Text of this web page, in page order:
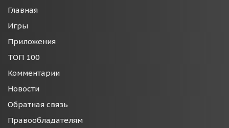
Главная
Игры
Приложения
ТОП 100
Комментарии
Новости
Обратная связь
Правообладателям